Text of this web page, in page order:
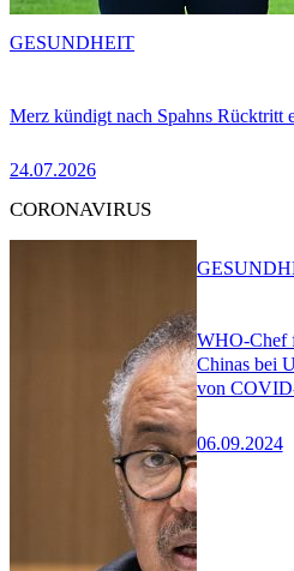
Merz kündigt nach Spahns Rücktritt
24.07.2026
GESUNDHEIT
CORONAVIRUS
WHO-Chef
Chinas bei
von
06.09.2024